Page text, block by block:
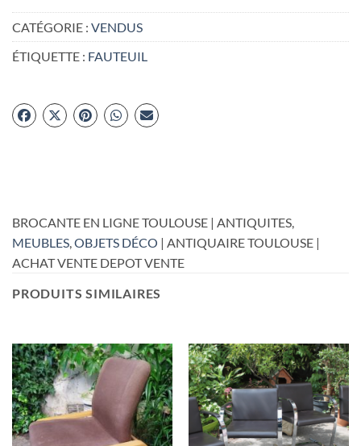
CATÉGORIE : VENDUS
ÉTIQUETTE : FAUTEUIL
BROCANTE EN LIGNE TOULOUSE | ANTIQUITES,
MEUBLES OBJETS DÉCO | ANTIQUAIRE TOULOUSE |
ACHAT VENTE DEPOT VENTE
PRODUITS SIMILAIRES